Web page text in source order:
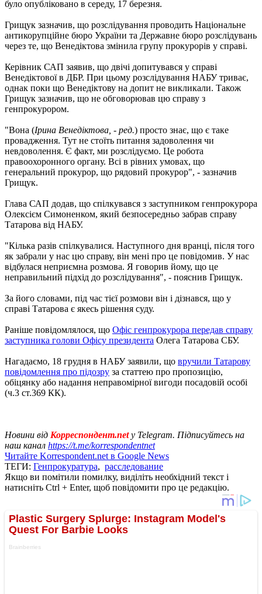
було опубліковано в середу, 17 березня.
Грищук зазначив, що розслідування проводить Національне
антикорупційне бюро України та Державне бюро розслідувань
через те, що Венедіктова змінила групу прокурорів у справі.
Керівник САП заявив, що двічі допитувався у справі
Венедіктової в ДБР. При цьому розслідування НАБУ триває,
однак поки що Венедіктову на допит не викликали. Також
Грищук зазначив, що не обговорював цю справу з
генпрокурором.
"Вона (Ірина Венедіктова, - ред.) просто знає, що є таке
провадження. Тут не стоїть питання задоволення чи
невдоволення. Є факт, ми розслідуємо. Це робота
правоохоронного органу. Всі в рівних умовах, що
генеральний прокурор, що рядовий прокурор", - зазначив
Грищук.
Глава САП додав, що спілкувався з заступником генпрокурора
Олексієм Симоненком, який безпосередньо забрав справу
Татарова від НАБУ.
"Кілька разів спілкувалися. Наступного дня вранці, після того
як забрали у нас цю справу, він мені про це повідомив. У нас
відбулася неприємна розмова. Я говорив йому, що це
неправильний підхід до розслідування", - пояснив Грищук.
За його словами, під час тієї розмови він і дізнався, що у
справі Татарова є якесь рішення суду.
Раніше повідомлялося, що Офіс генпрокурора передав справу
заступника голови Офісу президента Олега Татарова СБУ.
Нагадаємо, 18 грудня в НАБУ заявили, що вручили Татарову
повідомлення про підозру за статтею про пропозицію,
обіцянку або надання неправомірної вигоди посадовій особі
(ч.3 ст.369 КК).
Новини від Корреспондент.netу Telegram. Підписуйтесь на
наш канал https://t.me/korrespondentnet
Читайте Korrespondent.net в Google News
ТЕГИ: Генпрокуратура, расследование
Якщо ви помітили помилку, виділіть необхідний текст і
натисніть Ctrl + Enter, щоб повідомити про це редакцію.